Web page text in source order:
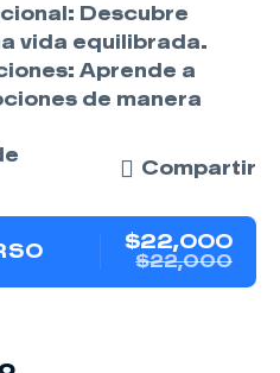
Descubre
vida equilibrada.
Aprende a
de manera
Compartir
$22,000
$22,000